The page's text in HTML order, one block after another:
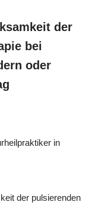
der
bei
oder
in
der pulsierenden